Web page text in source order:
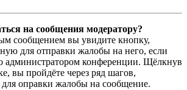
на сообщения модератору?
сообщением вы увидите кнопку,
для отправки жалобы на него, если
администратором конференции. Щёлкнув
вы пройдёте через ряд шагов,
оправки жалобы на сообщение.